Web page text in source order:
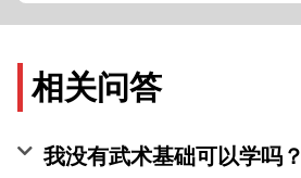
相关问答
我没有武术基础可以学吗？